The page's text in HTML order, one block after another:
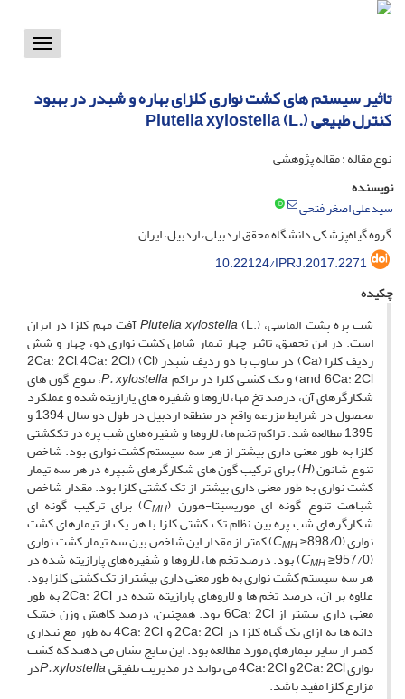
Toggle
تاثیر سیستم های کشت نواری کلزای بهاره و شبدر در بهبود
کنترل طبیعی (.Plutella xylostella (L
نوع مقاله : مقاله پژوهشی
نویسنده
سیدعلی اصغر فتحی
گروه گیاه‌پزشکی دانشگاه محقق اردبیلی، اردبیل، ایران
10.22124/IPRJ.2017.2271
چکیده
شب­ پره پشت­ الماسی، (.
Plutella xylostella(L آفت مهم کلزا در ایران
است. در این تحقیق، تاثیر چهار تیمار شامل کشت­ نواری دو، چهار و شش
ردیف کلزا (Ca) در تناوب با دو ردیف شبدر (Cl) (2Ca: 2Cl, 4Ca: 2Cl,
and 6Ca: 2Cl) و تک­ کشتی کلزا در تراکم P. xylostella، تنوع گون ه­ای
شکارگرهای آن، درصد تخ م­ها، لاروها و شفیره­ های پارازیته شده و عملکرد
محصول در شرایط مزرعه واقع در منطقه اردبیل در طول دو سال­ 1394 و
1395 مطالعه شد. تراکم تخم ­ها، لاروها و شفیره ­های شب ­پره در تک­کشتی
کلزا به ­طور معنی ­داری بیشتر از هر سه سیستم کشت نواری بود. شاخص
تنوع شانون (H) برای ترکیب گون ه­ای شکارگرهای شب­پره در هر سه تیمار
کشت نواری به ­طور معنی ­داری بیشتر از تک­ کشتی کلزا بود. مقدار شاخص
شباهت تنوع گونه­ ای موریسیتا­-هورن ( CMH ) برای ترکیب گونه ­ای
شکارگرهای شب ­پره بین نظام تک­ کشتی کلزا با هر یک از تیمارهای کشت
نواری (898/0≤ CMH ) کمتر از مقدار این شاخص بین سه تیمار کشت نواری
(957/0≤
CMH ) بود. درصد تخم ­ها، لاروها و شفیره ­های پارازیته شده در
هر سه سیستم کشت نواری به­ طور معنی ­داری بیشتر از تک­ کشتی کلزا بود.
علاوه­ بر آن، درصد تخم ­ها و لاروهای پارازیته شده در 2Ca: 2Cl به ­طور
معنی­ داری بیشتر از 6Ca: 2Cl بود. همچنین، درصد کاهش وزن خشک
دانه­ ها به ازای یک گیاه کلزا در 2Ca: 2Cl و 4Ca: 2Cl به طور مع نی­داری
کمتر از سایر تیمارهای مورد مطالعه بود. این نتایج نشان می ­دهند که کشت
نواری 2Ca: 2Cl و 4Ca: 2Cl می­ تواند در مدیریت تلفیقی P. xylostellaدر
مزارع کلزا مفید باشد.